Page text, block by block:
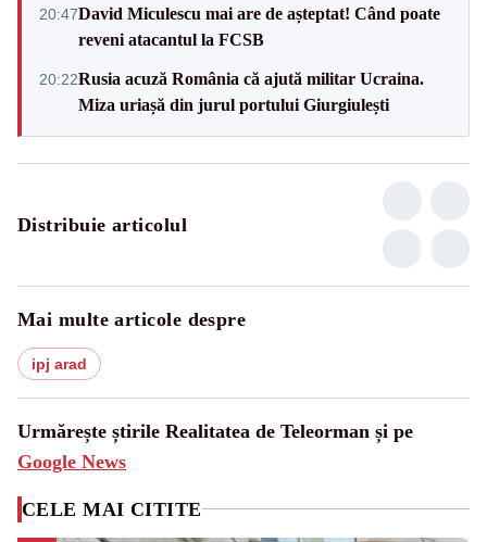
20:47David Miculescu mai are de așteptat! Când poate
reveni atacantul la FCSB
20:22Rusia acuză România că ajută militar Ucraina.
Miza uriașă din jurul portului Giurgiulești
Distribuie articolul
Mai multe articole despre
ipj arad
Urmărește știrile Realitatea de Teleorman și pe
Google News
CELE MAI CITITE